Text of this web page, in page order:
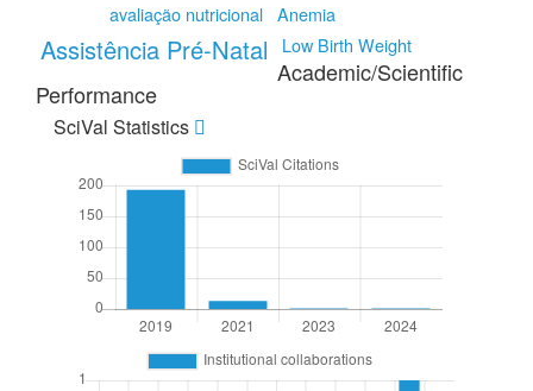
avaliação nutricional Anemia
Assistência Pré-Natal Low Birth Weight
Academic/Scientific
Performance
SciVal Statistics